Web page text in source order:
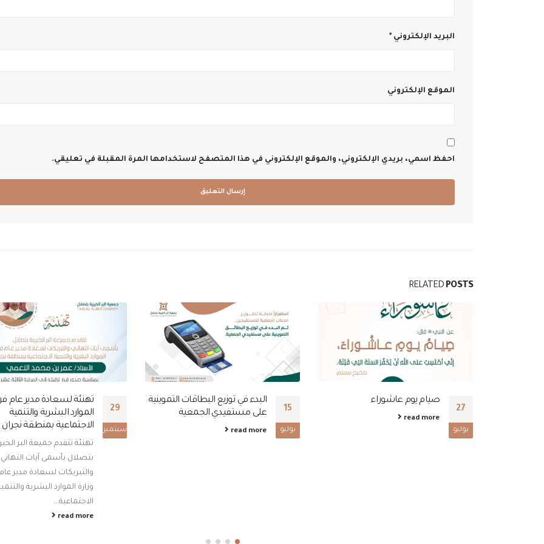
البريد الإلكتروني*
الموقع الإلكتروني
احفظ اسمي، بريدي الإلكتروني، والموقع الإلكتروني في هذا المتصفح لاستخدامها المرة المقبلة في تعليقي.
RELATED POSTS
27
يوليو
صيام يوم عاشوراء
read more
15
يوليو
البدء في توزيع البطاقات التموينية
على مستفيدي الجمعية
read more
29
سبتمبر
تهنئة لسعادة مدير عام
الموارد البشرية والتنمية
الاجتماعية بمنطقة نجران
تهنئة تتقدم جميعة البر
بتصلال بأسمى آيات التهاني
والتبريكات لسعادة مدير
وزارة الموارد البشرية
الاجتماعية...
read more